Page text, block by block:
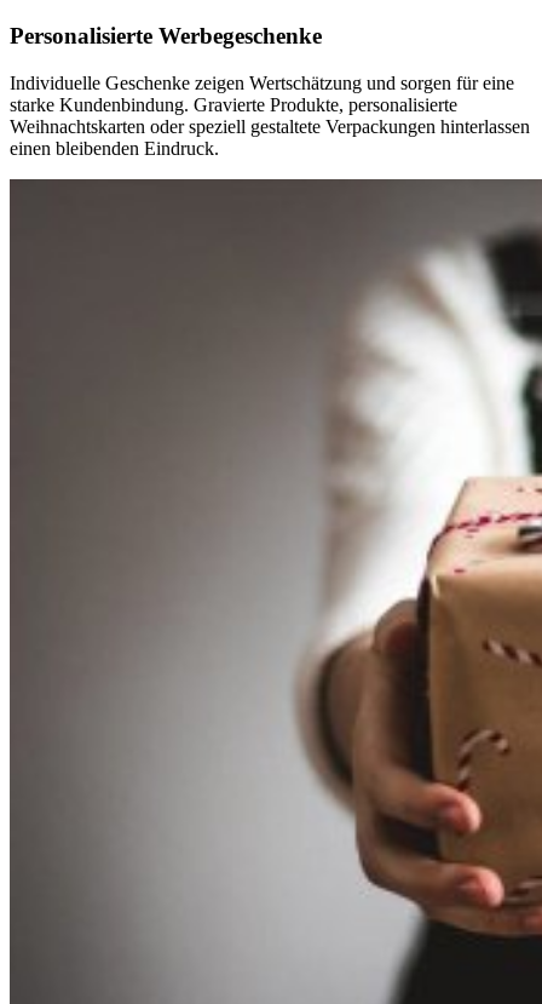
Personalisierte Werbegeschenke
Individuelle Geschenke zeigen Wertschätzung und sorgen für eine
starke Kundenbindung. Gravierte Produkte, personalisierte
Weihnachtskarten oder speziell gestaltete Verpackungen hinterlassen
einen bleibenden Eindruck.